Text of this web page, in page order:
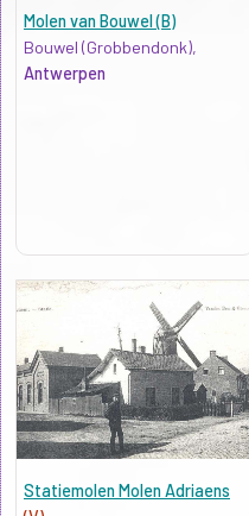
Molen van Bouwel (B)
Bouwel (Grobbendonk),
Antwerpen
Statiemolen Molen Adriaens